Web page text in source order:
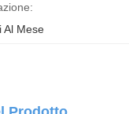
Al Mese